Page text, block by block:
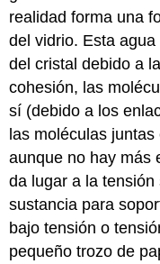
realidad forma una
del vidrio. Esta
del cristal debido a
cohesión, las
sí (debido a los
las moléculas
aunque no hay más
da lugar a la
sustancia para
bajo tensión o
pequeño trozo de